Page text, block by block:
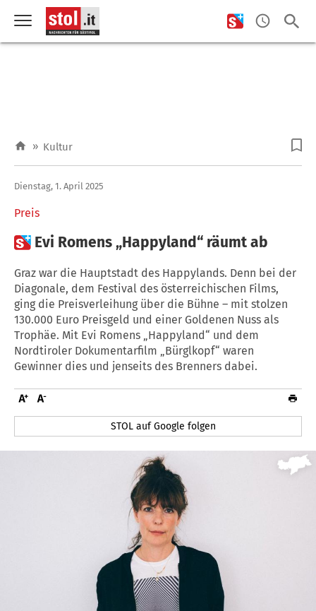
» Kultur
Preis
Dienstag, 1. April 2025
 Evi Romens „Happyland“ räumt ab
Graz war die Hauptstadt des Happylands. Denn bei der
Diagonale, dem Festival des österreichischen Films,
ging die Preisverleihung über die Bühne – mit stolzen
130.000 Euro Preisgeld und einer Goldenen Nuss als
Trophäe. Mit Evi Romens „Happyland“ und dem
Nordtiroler Dokumentarfilm „Bürglkopf“ waren
Gewinner dies und jenseits des Brenners dabei.
STOL auf Google folgen